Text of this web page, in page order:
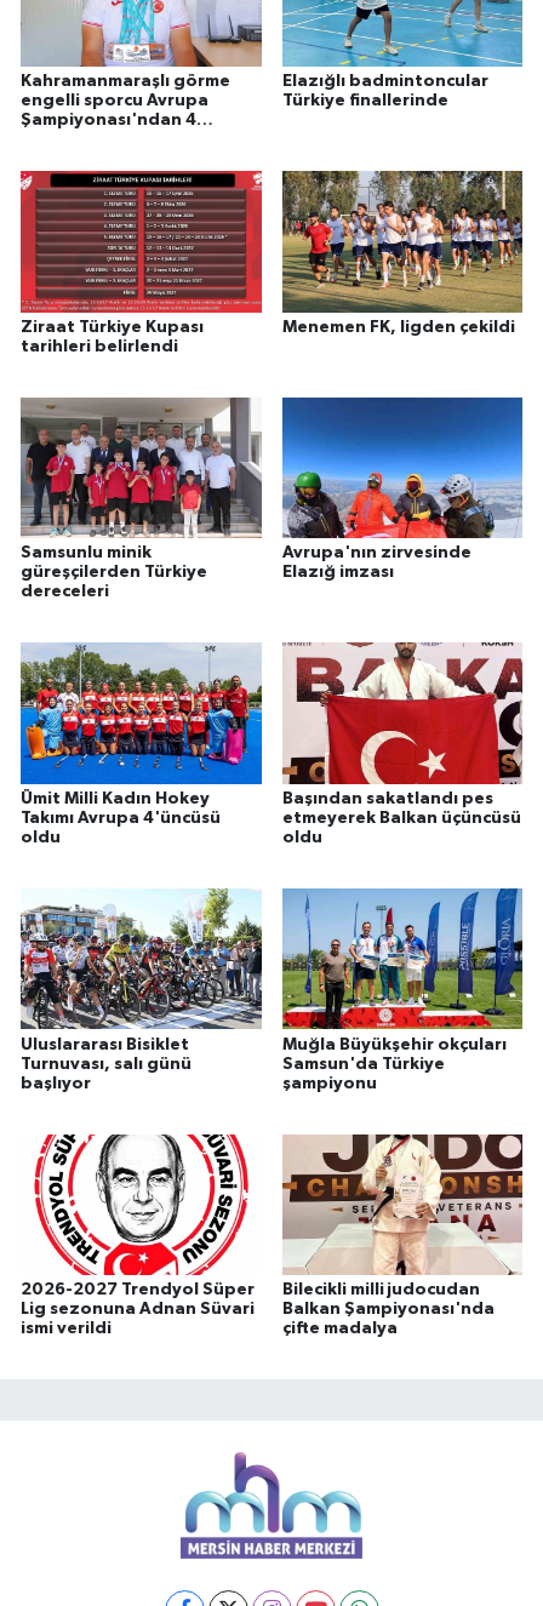
Kahramanmaraşlı görme
engelli sporcu Avrupa
Şampiyonası'ndan 4
Elazığlı badmintoncular
Türkiye finallerinde
Ziraat Türkiye Kupası
tarihleri belirlendi
Menemen FK, ligden çekildi
Samsunlu minik
güreşçilerden Türkiye
dereceleri
Avrupa'nın zirvesinde
Elazığ imzası
Ümit Milli Kadın Hokey
Takımı Avrupa 4'üncüsü
oldu
Başından sakatlandı pes
etmeyerek Balkan üçüncüsü
oldu
Uluslararası Bisiklet
Turnuvası, salı günü
başlıyor
Muğla Büyükşehir okçuları
Samsun'da Türkiye
şampiyonu
2026-2027 Trendyol Süper
Lig sezonuna Adnan Süvari
ismi verildi
Bilecikli milli judocudan
Balkan Şampiyonası'nda
çifte madalya